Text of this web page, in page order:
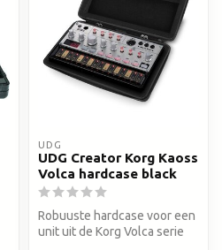
UDG
UDG Creator Korg Kaoss
Volca hardcase black
Robuuste hardcase voor een
unit uit de Korg Volca serie